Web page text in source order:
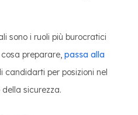
sono i ruoli più burocratici
preparare, passa alla
candidarti per posizioni nel
sicurezza.